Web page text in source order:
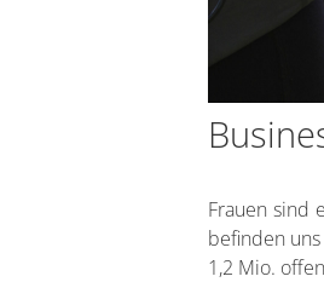
Frauen sind
befinden
1,2 Mio.